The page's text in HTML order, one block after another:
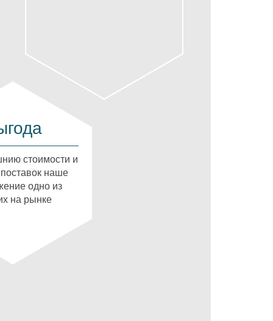
стоимости и
поставок наше
одно из
на рынке